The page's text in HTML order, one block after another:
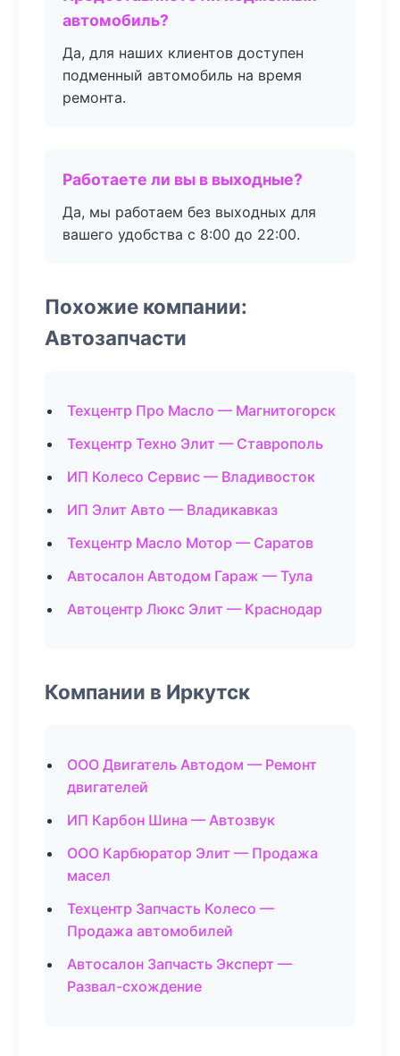
автомобиль?
Да, для наших клиентов доступен
подменный автомобиль на время
ремонта.
Работаете ли вы в выходные?
Да, мы работаем без выходных для
вашего удобства с 8:00 до 22:00.
Похожие компании:
Автозапчасти
Техцентр Про Масло — Магнитогорск
Техцентр Техно Элит — Ставрополь
ИП Колесо Сервис — Владивосток
ИП Элит Авто — Владикавказ
Техцентр Масло Мотор — Саратов
Автосалон Автодом Гараж — Тула
Автоцентр Люкс Элит — Краснодар
Компании в Иркутск
ООО Двигатель Автодом — Ремонт
двигателей
ИП Карбон Шина — Автозвук
ООО Карбюратор Элит — Продажа
масел
Техцентр Запчасть Колесо —
Продажа автомобилей
Автосалон Запчасть Эксперт —
Развал-схождение